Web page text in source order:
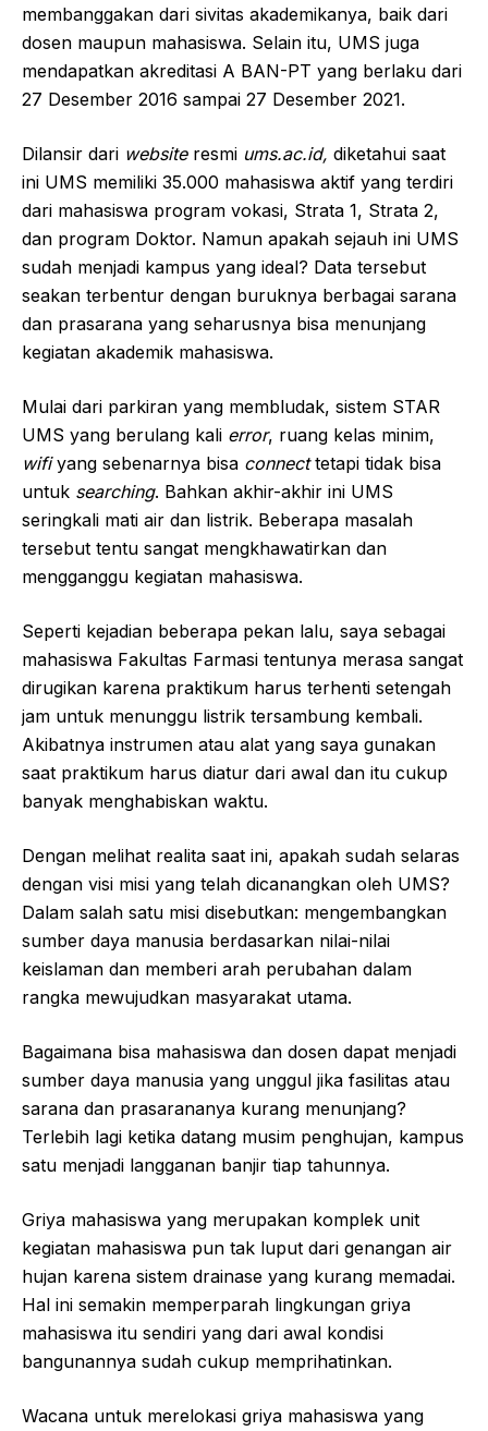
membanggakan dari sivitas akademikanya, baik dari
dosen maupun mahasiswa. Selain itu, UMS juga
mendapatkan akreditasi A BAN-PT yang berlaku dari
27 Desember 2016 sampai 27 Desember 2021.
Dilansir dari website resmi ums.ac.id, diketahui saat
ini UMS memiliki 35.000 mahasiswa aktif yang terdiri
dari mahasiswa program vokasi, Strata 1, Strata 2,
dan program Doktor. Namun apakah sejauh ini UMS
sudah menjadi kampus yang ideal? Data tersebut
seakan terbentur dengan buruknya berbagai sarana
dan prasarana yang seharusnya bisa menunjang
kegiatan akademik mahasiswa.
Mulai dari parkiran yang membludak, sistem STAR
UMS yang berulang kali error, ruang kelas minim,
wifiyang sebenarnya bisa connecttetapi tidak bisa
untuk searching. Bahkan akhir-akhir ini UMS
seringkali mati air dan listrik. Beberapa masalah
tersebut tentu sangat mengkhawatirkan dan
mengganggu kegiatan mahasiswa.
Seperti kejadian beberapa pekan lalu, saya sebagai
mahasiswa Fakultas Farmasi tentunya merasa sangat
dirugikan karena praktikum harus terhenti setengah
jam untuk menunggu listrik tersambung kembali.
Akibatnya instrumen atau alat yang saya gunakan
saat praktikum harus diatur dari awal dan itu cukup
banyak menghabiskan waktu.
Dengan melihat realita saat ini, apakah sudah selaras
dengan visi misi yang telah dicanangkan oleh UMS?
Dalam salah satu misi disebutkan: mengembangkan
sumber daya manusia berdasarkan nilai-nilai
keislaman dan memberi arah perubahan dalam
rangka mewujudkan masyarakat utama.
Bagaimana bisa mahasiswa dan dosen dapat menjadi
sumber daya manusia yang unggul jika fasilitas atau
sarana dan prasarananya kurang menunjang?
Terlebih lagi ketika datang musim penghujan, kampus
satu menjadi langganan banjir tiap tahunnya.
Griya mahasiswa yang merupakan komplek unit
kegiatan mahasiswa pun tak luput dari genangan air
hujan karena sistem drainase yang kurang memadai.
Hal ini semakin memperparah lingkungan griya
mahasiswa itu sendiri yang dari awal kondisi
bangunannya sudah cukup memprihatinkan.
Wacana untuk merelokasi griya mahasiswa yang